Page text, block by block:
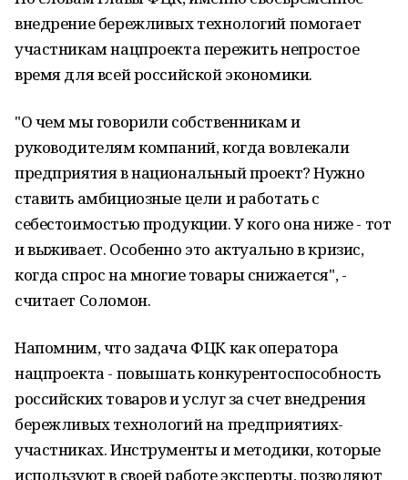
внедрение бережливых технологий помогает
участникам нацпроекта пережить непростое
время для всей российской экономики.
"О чем мы говорили собственникам и
руководителям компаний, когда вовлекали
предприятия в национальный проект? Нужно
ставить амбициозные цели и работать с
себестоимостью продукции. У кого она ниже - тот
и выживает. Особенно это актуально в кризис,
когда спрос на многие товары снижается", -
считает Соломон.
Напомним, что задача ФЦК как оператора
нацпроекта - повышать конкурентоспособность
российских товаров и услуг за счет внедрения
бережливых технологий на предприятиях-
участниках. Инструменты и методики, которые
используют в своей работе эксперты, позволяют